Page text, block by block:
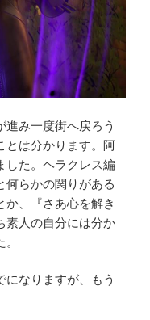
進み一度街へ戻ろう
は分かります。阿
した。ヘラクレス編
何らかの関りがある
か、『さあ心を解き
素人の自分には分か
になりますが、もう